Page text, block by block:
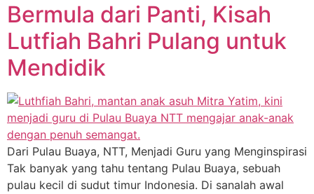
Bermula dari Panti, Kisah
Lutfiah Bahri Pulang untuk
Mendidik
Dari Pulau Buaya, NTT, Menjadi Guru yang Menginspirasi
Tak banyak yang tahu tentang Pulau Buaya, sebuah
pulau kecil di sudut timur Indonesia. Di sanalah awal